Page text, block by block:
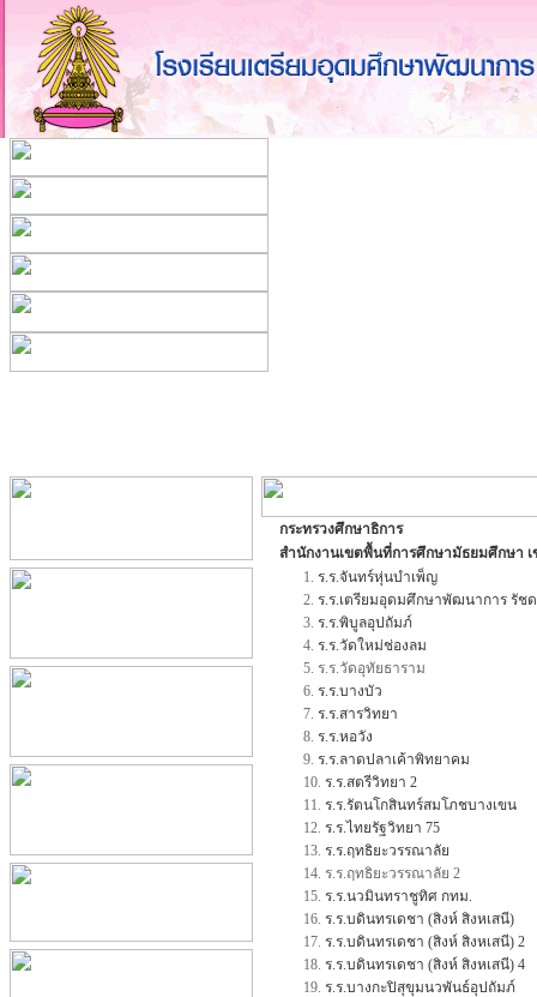
กระทรวงศึกษาธิการ
สำนักงานเขตพื้นที่การศึกษามัธยมศึกษา เ
1. ร.ร.จันทร์หุ่นบำเพ็ญ
2. ร.ร.เตรียมอุดมศึกษาพัฒนาการ รัช
3. ร.ร.พิบูลอุปถัมภ์
4. ร.ร.วัดใหม่ช่องลม
5. ร.ร.วัดอุทัยธาราม
6. ร.ร.บางบัว
7. ร.ร.สารวิทยา
8. ร.ร.หอวัง
9. ร.ร.ลาดปลาเค้าพิทยาคม
10. ร.ร.สตรีวิทยา 2
11. ร.ร.รัตนโกสินทร์สมโภชบางเขน
12. ร.ร.ไทยรัฐวิทยา 75
13. ร.ร.ฤทธิยะวรรณาลัย
14. ร.ร.ฤทธิยะวรรณาลัย 2
15. ร.ร.นวมินทราชูทิศ กทม.
16. ร.ร.บดินทรเดชา (สิงห์ สิงหเสนี)
17. ร.ร.บดินทรเดชา (สิงห์ สิงหเสนี) 2
18. ร.ร.บดินทรเดชา (สิงห์ สิงหเสนี) 4
19. ร.ร.บางกะปิสุขุมนวพันธ์อุปถัมภ์